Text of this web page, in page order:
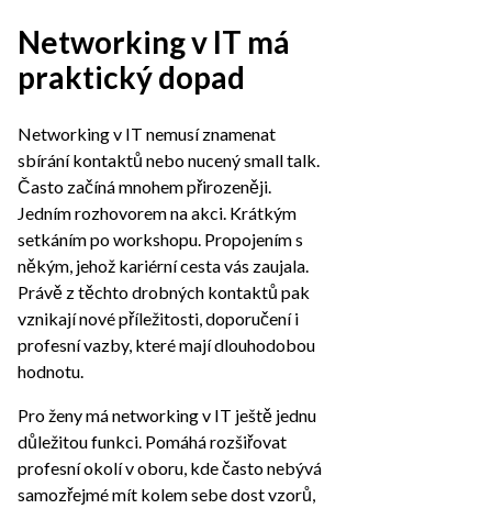
Networking v IT má
praktický dopad
Networking v IT nemusí znamenat
sbírání kontaktů nebo nucený small talk.
Často začíná mnohem přirozeněji.
Jedním rozhovorem na akci. Krátkým
setkáním po workshopu. Propojením s
někým, jehož kariérní cesta vás zaujala.
Právě z těchto drobných kontaktů pak
vznikají nové příležitosti, doporučení i
profesní vazby, které mají dlouhodobou
hodnotu.
Pro ženy má networking v IT ještě jednu
důležitou funkci. Pomáhá rozšiřovat
profesní okolí v oboru, kde často nebývá
samozřejmé mít kolem sebe dost vzorů,